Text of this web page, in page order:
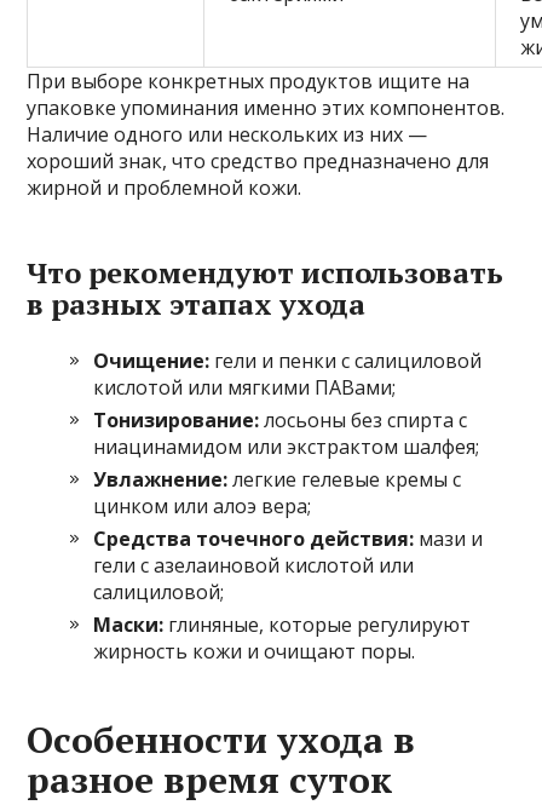
При выборе конкретных продуктов ищите на
упаковке упоминания именно этих компонентов.
Наличие одного или нескольких из них —
хороший знак, что средство предназначено для
жирной и проблемной кожи.
Что рекомендуют использовать
в разных этапах ухода
Очищение: гели и пенки с салициловой
кислотой или мягкими ПАВами;
Тонизирование:лосьоны без спирта с
ниацинамидом или экстрактом шалфея;
Увлажнение:легкие гелевые кремы с
цинком или алоэ вера;
Средства точечного действия: мази и
гели с азелаиновой кислотой или
салициловой;
Маски: глиняные, которые регулируют
жирность кожи и очищают поры.
Особенности ухода в
разное время суток